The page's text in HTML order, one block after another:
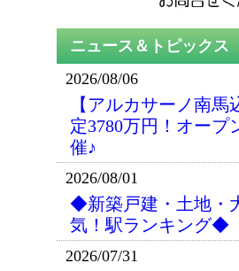
2026/08/06
【アルカサーノ南馬
定3780万円！オープ
催♪
2026/08/01
◆新築戸建・土地・
気！駅ランキング◆
2026/07/31